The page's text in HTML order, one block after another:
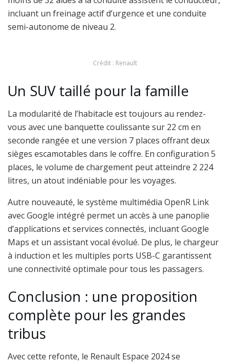
incluant un freinage actif d’urgence et une conduite
semi-autonome de niveau 2.
Crédit : Renault
Un SUV taillé pour la famille
La modularité de l’habitacle est toujours au rendez-
vous avec une banquette coulissante sur 22 cm en
seconde rangée et une version 7 places offrant deux
sièges escamotables dans le coffre. En configuration 5
places, le volume de chargement peut atteindre 2 224
litres, un atout indéniable pour les voyages.
Autre nouveauté, le système multimédia OpenR Link
avec Google intégré permet un accès à une panoplie
d’applications et services connectés, incluant Google
Maps et un assistant vocal évolué. De plus, le chargeur
à induction et les multiples ports USB-C garantissent
une connectivité optimale pour tous les passagers.
Conclusion : une proposition
complète pour les grandes
tribus
Avec cette refonte, le Renault Espace 2024 se